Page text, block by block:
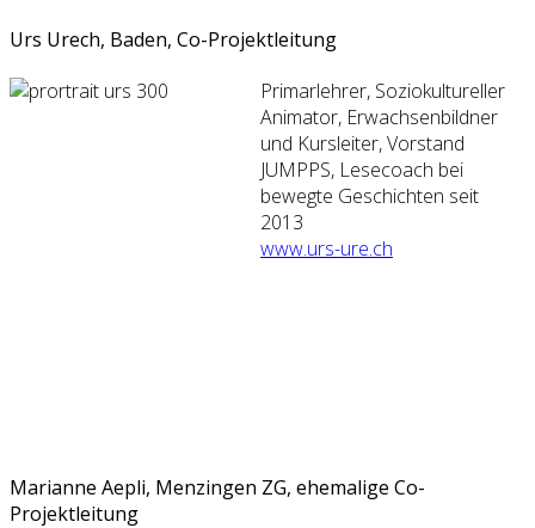
Urs Urech, Baden, Co-Projektleitung
Primarlehrer, Soziokultureller
Animator, Erwachsenbildner
und Kursleiter, Vorstand
JUMPPS, Lesecoach bei
bewegte Geschichten seit
2013
www.urs-ure.ch
Marianne Aepli, Menzingen ZG, ehemalige Co-
Projektleitung